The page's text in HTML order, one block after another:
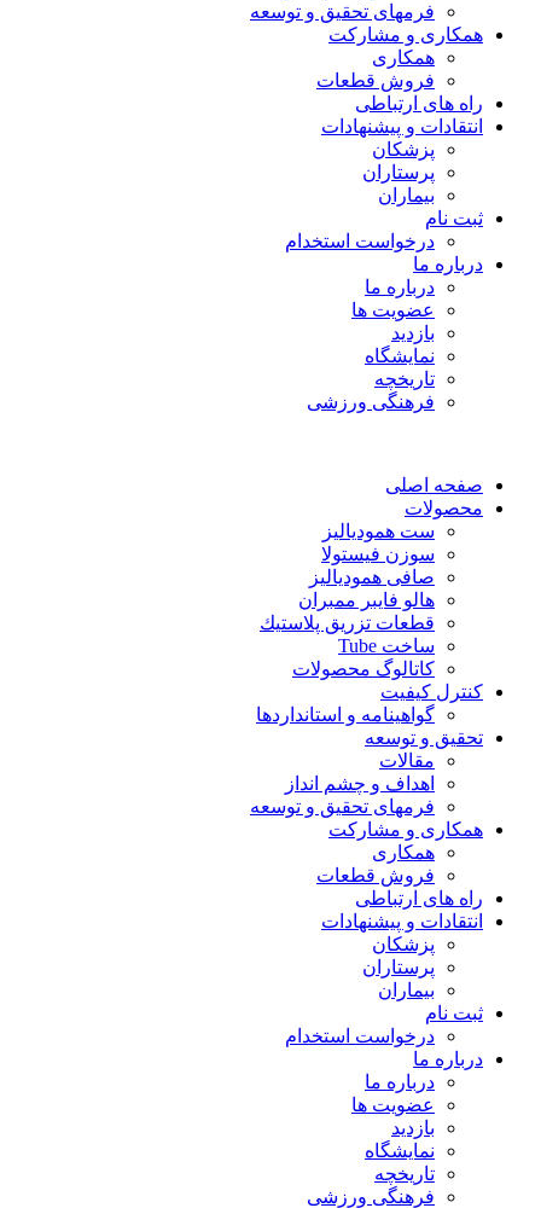
فرمهای تحقیق و توسعه
همکاری و مشارکت
همکاری
فروش قطعات
راه های ارتباطی
انتقادات و پيشنهادات
پزشكان
پرستاران
بيماران
ثبت نام
درخواست استخدام
درباره ما
درباره ما
عضویت ها
بازدید
نمایشگاه
تاريخچه
فرهنگی ورزشی
صفحه اصلی
محصولات
ست همودیالیز
سوزن فیستولا
صافی همودیالیز
هالو فایبر ممبران
قطعات تزريق پلاستيك
ساخت Tube
کاتالوگ محصولات
کنترل کیفیت
گواهينامه و استانداردها
تحقيق و توسعه
مقالات
اهداف و چشم انداز
فرمهای تحقیق و توسعه
همکاری و مشارکت
همکاری
فروش قطعات
راه های ارتباطی
انتقادات و پيشنهادات
پزشكان
پرستاران
بيماران
ثبت نام
درخواست استخدام
درباره ما
درباره ما
عضویت ها
بازدید
نمایشگاه
تاريخچه
فرهنگی ورزشی